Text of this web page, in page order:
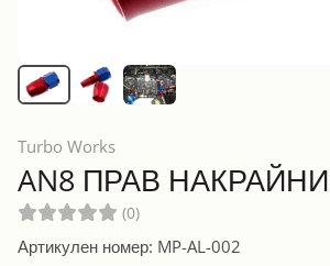
Turbo Works
AN8 ПРАВ
(0)
Артикулен номер: MP-AL-002